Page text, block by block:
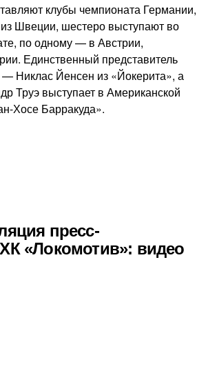
клубы чемпионата Германии,
Швеции, шестеро выступают во
по одному — в Австрии,
Единственный представитель
Никлас Йенсен из «Йокерита», а
Труэ выступает в Американской
Хосе Барракуда».
пресс-
«Локомотив»: видео